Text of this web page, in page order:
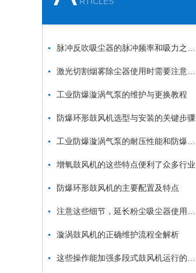
工业防爆漩涡气泵的维护与更换教程
防爆环形鼓风机选型与安装的关键步骤
增氧鼓风机的这些特点便利了众多行业
防爆环形鼓风机的主要配置及特点
漩涡鼓风机的正确维护流程全解析